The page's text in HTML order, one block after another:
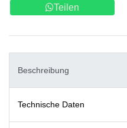
Teilen
Beschreibung
Technische Daten